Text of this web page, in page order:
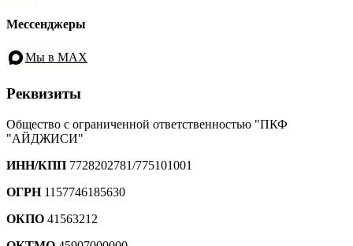
Мессенджеры
Мы в MAX
Реквизиты
Общество с ограниченной ответственностью "ПКФ
"АЙДЖИСИ"
ИНН/КПП 7728202781/775101001
ОГРН1157746185630
ОКПО 41563212